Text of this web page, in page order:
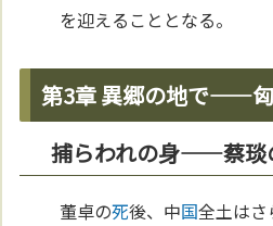
を迎えることとなる。
第3章 異郷の地で——
捕らわれの身——蔡琰
董卓の死後、中国全土は